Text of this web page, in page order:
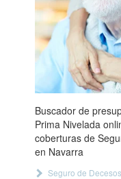
Buscador de
Prima Nivelada
coberturas de
en Navarra
Seguro de